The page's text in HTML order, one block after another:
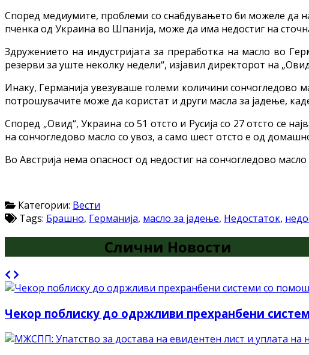
Според медиумите, проблеми со снабдувањето би можеле да
пченка од Украина во Шпанија, може да има недостиг на
Здружението на индустријата за преработка на масло во
резерви за уште неколку недели“, изјавил директорот на
Инаку, Германија увезуваше големи количини сончогледово
потрошувачите може да користат и други масла за јадење,
Според „Овид“, Украина со 51 отсто и Русија со 27 отсто се
на сончогледово масло со увоз, а само шест отсто е од
Во Австрија нема опасност од недостиг на сончогледово
Категории: Вести
Tags: Брашно, Германија, масло за јадење, Недостаток,
Слични Новости
Чекор поблиску до одржливи прехранбени